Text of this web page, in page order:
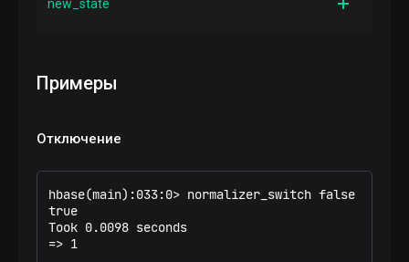
new_state
состояние Region Normalizer. Значение
включает нормализатор,
Примеры
Отключение
hbase(main):033:0> normalizer_switch false
true
Took 0.0098 seconds
=> 1